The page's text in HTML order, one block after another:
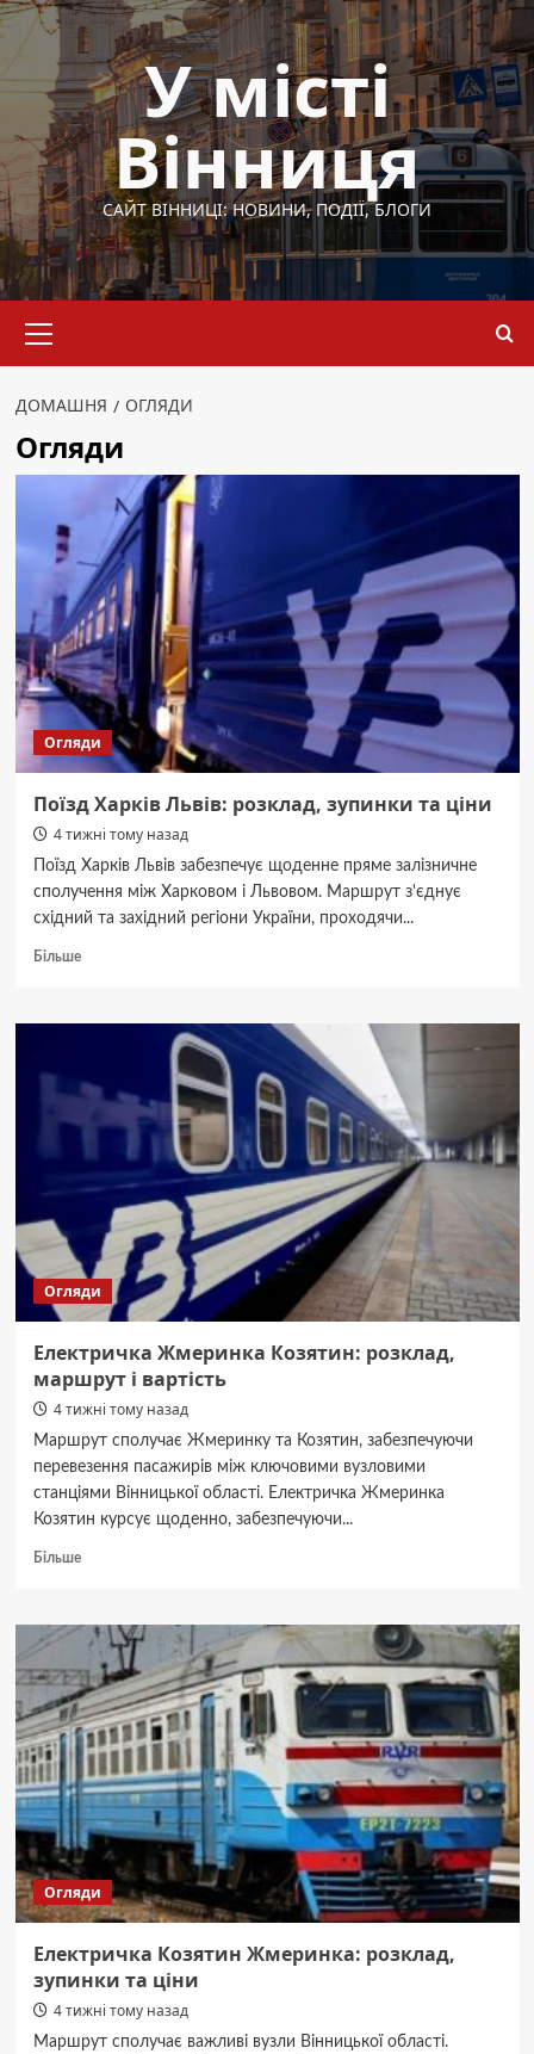
Перейти
до
вмісту
У місті
Вінниця
САЙТ ВІННИЦІ: НОВИНИ, ПОДІЇ, БЛОГИ
меню
ДОМАШНЯ ОГЛЯДИ
Огляди
Огляди
Поїзд Харків Львів: розклад, зупинки та ціни
4 тижні тому назад
Поїзд Харків Львів забезпечує щоденне пряме залізничне
сполучення між Харковом і Львовом. Маршрут з'єднує
східний та західний регіони України, проходячи...
БільшеДокладніше
Харків
зупинки
Огляди
Електричка Жмеринка Козятин: розклад,
маршрут і вартість
4 тижні тому назад
Маршрут сполучає Жмеринку та Козятин, забезпечуючи
перевезення пасажирів між ключовими вузловими
станціями Вінницької області. Електричка Жмеринка
Козятин курсує щоденно, забезпечуючи...
БільшеДокладніше
Жмеринка
Козятин:
розклад,
маршрут
і
вартість
Огляди
Електричка Козятин Жмеринка: розклад,
зупинки та ціни
4 тижні тому назад
Маршрут сполучає важливі вузли Вінницької області.